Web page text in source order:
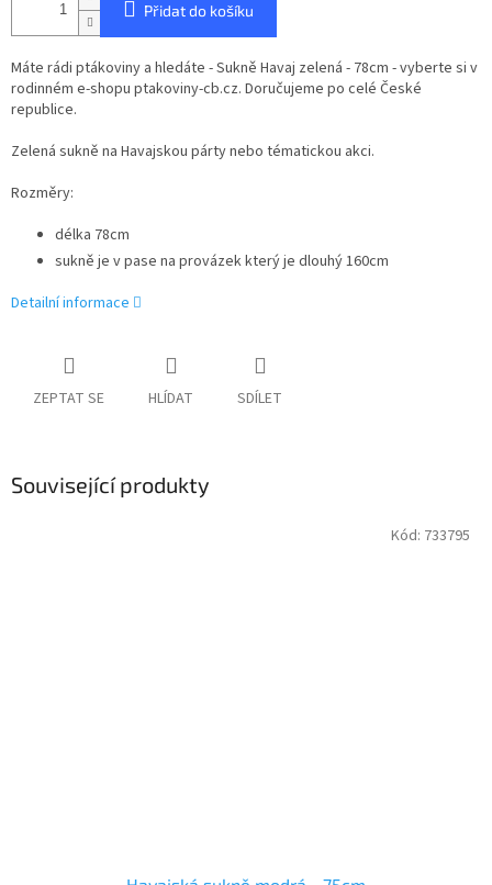
Přidat do košíku
Máte rádi ptákoviny a hledáte - Sukně Havaj zelená - 78cm - vyberte si v
rodinném e-shopu ptakoviny-cb.cz. Doručujeme po celé České
republice.
Zelená sukně na Havajskou párty nebo tématickou akci.
Rozměry:
délka 78cm
sukně je v pase na provázek který je dlouhý 160cm
Detailní informace
ZEPTAT SE HLÍDAT SDÍLET
Související produkty
Kód: 733795